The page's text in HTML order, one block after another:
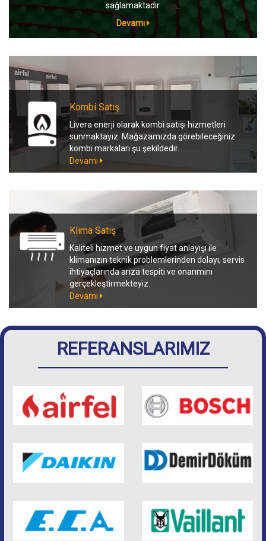
sağlamaktadır.
Devamı
Kombi Satış
Livera enerji olarak kombi satışı hizmetleri
sunmaktayız. Mağazamızda görebileceğiniz
kombi markaları şu şekildedir.
Devamı
Klima Satış
Kaliteli hizmet ve uygun fiyat anlayışı ile
klimanızın teknik problemlerinden dolayı, servis
ihtiyaçlarında arıza tespiti ve onarımını
gerçekleştirmekteyiz.
Devamı
REFERANSLARIMIZ